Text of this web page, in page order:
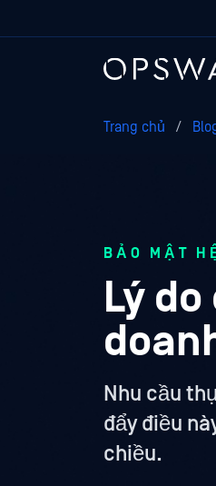
Trang chủ /
BẢO MẬT
Lý
Nhu cầu
đẩy điều
chiều.